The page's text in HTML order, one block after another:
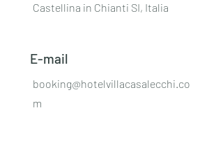
Castellina in Chianti SI, Italia
E-mail
booking@hotelvillacasalecchi.co
m